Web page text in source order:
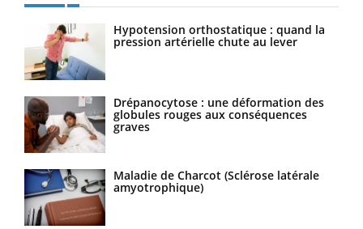
Hypotension orthostatique : quand la
pression artérielle chute au lever
Drépanocytose : une déformation des
globules rouges aux conséquences
graves
Maladie de Charcot (Sclérose latérale
amyotrophique)